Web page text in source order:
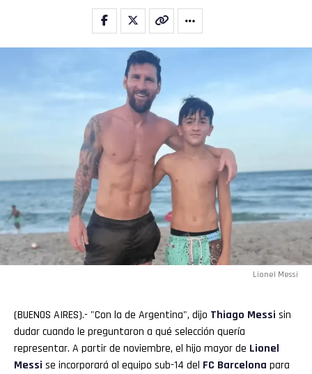
Lionel Messi
(BUENOS AIRES).- "Con la de Argentina", dijo Thiago Messi sin
dudar cuando le preguntaron a qué selección quería
representar. A partir de noviembre, el hijo mayor de Lionel
Messi se incorporará al equipo sub-14 del FC Barcelona para